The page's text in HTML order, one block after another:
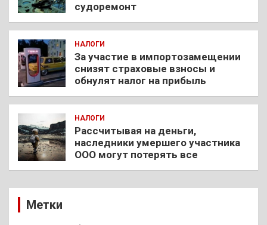
судоремонт
НАЛОГИ
За участие в импортозамещении
снизят страховые взносы и
обнулят налог на прибыль
НАЛОГИ
Рассчитывая на деньги,
наследники умершего участника
ООО могут потерять все
Метки